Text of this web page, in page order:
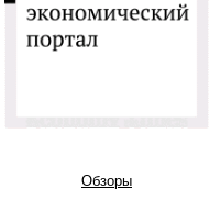
Обзоры